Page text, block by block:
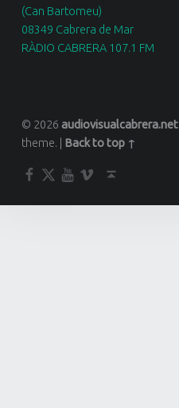
(Can Bartomeu)
08349 Cabrera de Mar
RÀDIO CABRERA 107.1 FM
© 2026 audiovisualcabrera.net
theme.
Back to top ↑
Facebook
TwitterYouTube
Vimeo